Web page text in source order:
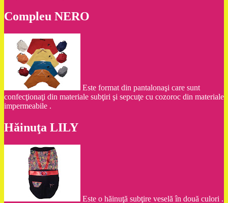
Compleu NERO
Este format din pantalonaşi care sunt
confecţionaţi din materiale subţiri şi sepcuţe cu cozoroc din materiale
impermeabile .
Hăinuţa LILY
Este o hăinuţă subţire veselă în două culori .